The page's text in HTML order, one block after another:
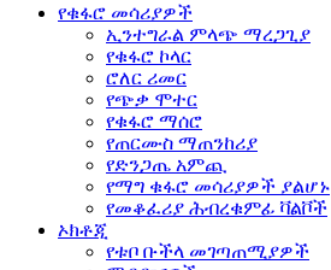
የቁፋሮ መሳሪያዎች
ኢንተግራል ምላጭ ማረጋጊያ
የቁፋሮ ኮላር
ሮለር ሪመር
የጭቃ ሞተር
የቁፋሮ ማሰሮ
የጠርሙስ ማጠንከሪያ
የድንጋጤ አምጪ
የማግ ቁፋሮ መሳሪያዎች ያልሆኑ
የመቆፈሪያ ሕብረቁምፊ ቫልቮች
ኦክቶጂ
የቱቦ ቡችላ መገጣጠሚያዎች